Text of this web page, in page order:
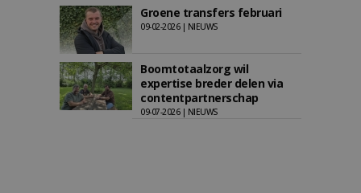
Groene transfers februari
09-02-2026 | NIEUWS
Boomtotaalzorg wil
expertise breder delen via
contentpartnerschap
09-07-2026 | NIEUWS